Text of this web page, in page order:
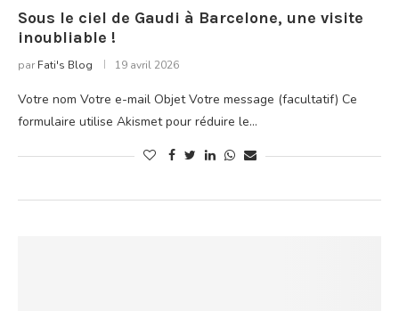
Sous le ciel de Gaudi à Barcelone, une visite
inoubliable !
par Fati's Blog 19 avril 2026
Votre nom Votre e-mail Objet Votre message (facultatif) Ce
formulaire utilise Akismet pour réduire le…